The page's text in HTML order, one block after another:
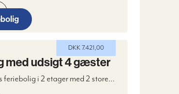
WIFI, Digitalt TV & 2 terrasser
med udsigt 4 gæster
feriebolig i 2 etager med 2 store
DKK 7.421,00